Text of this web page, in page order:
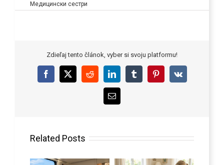
Медицински сестри
Zdieľaj tento článok, vyber si svoju platformu!
Facebook
X RedditLinkedInTumblrPinterest
Vk
Email
Related Posts